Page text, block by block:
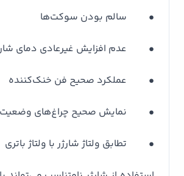
• سالم بودن سوکت‌ها
• عدم افزایش غیرعادی دمای
• عملکرد صحیح فن خنک‌کننده
• نمایش صحیح چراغ‌های وضعیت
• تطابق ولتاژ شارژر با ولتاژ باتری